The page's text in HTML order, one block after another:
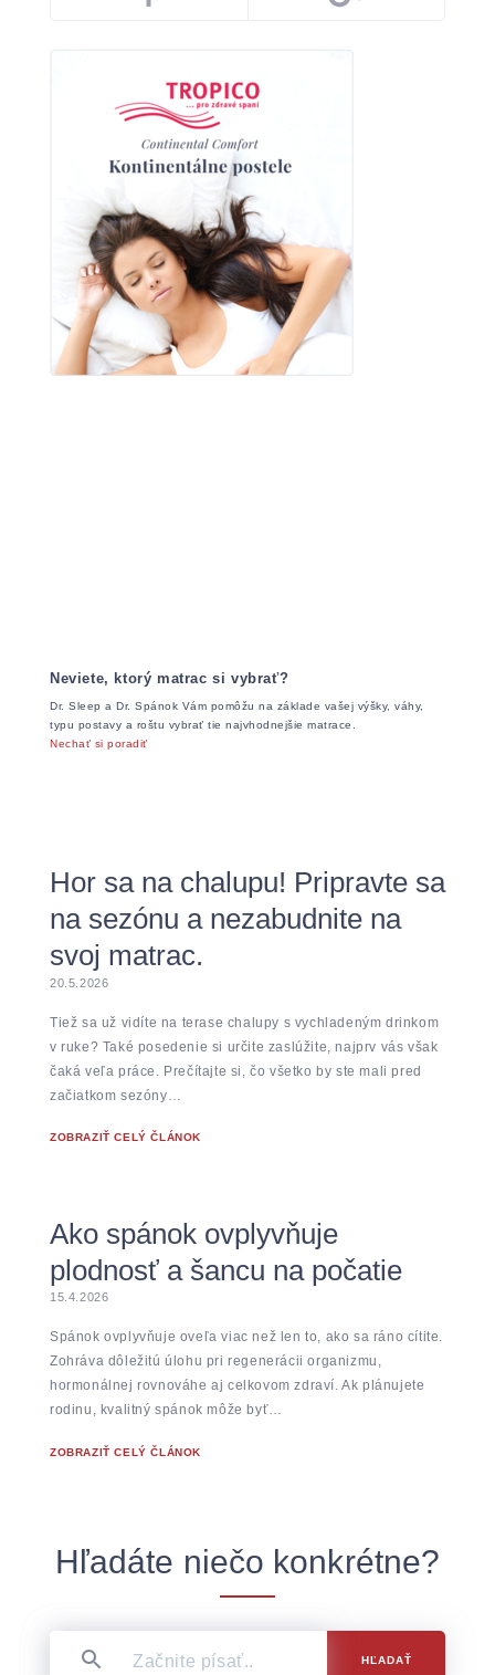
Neviete, ktorý matrac si vybrať?
Dr. Sleep a Dr. Spánok Vám pomôžu na základe vašej výšky, váhy,
typu postavy a roštu vybrať tie najvhodnejšie matrace.
Nechať si poradiť
Hor sa na chalupu! Pripravte sa
na sezónu a nezabudnite na
svoj matrac.
20.5.2026
Tiež sa už vidíte na terase chalupy s vychladeným drinkom
v ruke? Také posedenie si určite zaslúžite, najprv vás však
čaká veľa práce. Prečítajte si, čo všetko by ste mali pred
začiatkom sezóny…
ZOBRAZIŤ CELÝ ČLÁNOK
Ako spánok ovplyvňuje
plodnosť a šancu na počatie
15.4.2026
Spánok ovplyvňuje oveľa viac než len to, ako sa ráno cítite.
Zohráva dôležitú úlohu pri regenerácii organizmu,
hormonálnej rovnováhe aj celkovom zdraví. Ak plánujete
rodinu, kvalitný spánok môže byť…
ZOBRAZIŤ CELÝ ČLÁNOK
Hľadáte niečo konkrétne?
HĽADAŤ